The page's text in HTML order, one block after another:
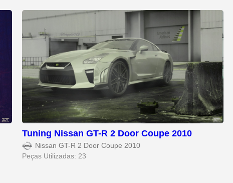
Tuning Nissan GT-R 2 Door Coupe 2010
Nissan GT-R 2 Door Coupe 2010
Peças Utilizadas: 23